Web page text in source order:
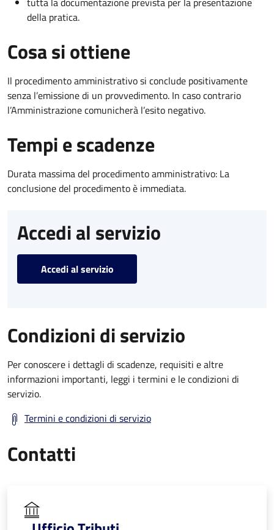
della pratica.
Cosa si ottiene
Il procedimento amministrativo si conclude positivamente
senza l’emissione di un provvedimento. In caso contrario
l’Amministrazione comunicherà l’esito negativo.
Tempi e scadenze
Durata massima del procedimento amministrativo: La
conclusione del procedimento è immediata.
Accedi al servizio
Accedi al servizio
Condizioni di servizio
Per conoscere i dettagli di scadenze, requisiti e altre
informazioni importanti, leggi i termini e le condizioni di
servizio.
Termini e condizioni di servizio
Contatti